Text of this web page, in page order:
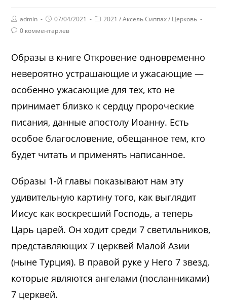
admin 07/04/2021 2021 / Аксель Сиппах / Церковь
0 комментариев
Образы в книге Откровение одновременно
невероятно устрашающие и ужасающие —
особенно ужасающие для тех, кто не
принимает близко к сердцу пророческие
писания, данные апостолу Иоанну. Есть
особое благословение, обещанное тем, кто
будет читать и применять написанное.
Образы 1-й главы показывают нам эту
удивительную картину того, как выглядит
Иисус как воскресший Господь, а теперь
Царь царей. Он ходит среди 7 светильников,
представляющих 7 церквей Малой Азии
(ныне Турция). В правой руке у Него 7 звезд,
которые являются ангелами (посланниками)
7 церквей.